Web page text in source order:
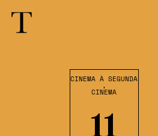
CINEMA À SEGUNDA
,
CINEMA
11